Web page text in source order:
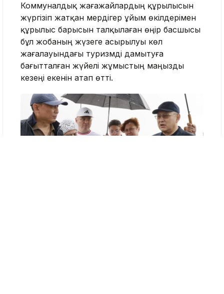
Коммуналдық жағажайлардың құрылысын
жүргізіп жатқан мердігер ұйым өкілдерімен
құрылыс барысын талқылаған өңір басшысы
бұл жобаның жүзеге асырылуы көл
жағалауындағы туризмді дамытуға
бағытталған жүйелі жұмыстың маңызды
кезеңі екенін атап өтті.